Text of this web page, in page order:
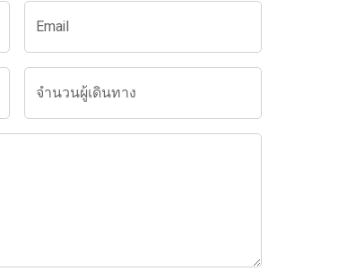
Email
จำนวนผู้เดินทาง